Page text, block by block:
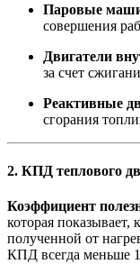
Паровые
совершения
Двигатели
за счет
Реактивные
сгорания
2. КПД теплового
Коэффициент
которая показывает,
полученной от
КПД всегда меньше